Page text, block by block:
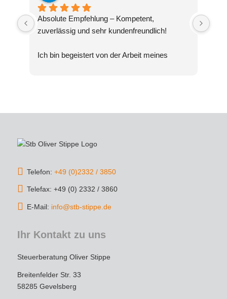
Absolute Empfehlung – Kompetent,
zuverlässig und sehr kundenfreundlich!
Ich bin begeistert von der Arbeit meines
erklärt, und ich hatte stets das Gefühl,
äußerst gründlich und termingerecht erledigt.
Dank der strategischen Tipps konnte ich
Expertenwissen!
Wer einen engagierten, loyalen und
goldrichtig. Vielen Dank für die tolle
Unterstützung – ich werde auf jeden Fall
weiterhin gerne kommen und empfehle die
Telefon: +49 (0)2332 / 3850
Telefax: +49 (0) 2332 / 3860
E-Mail: info@stb-stippe.de
Ihr Kontakt zu uns
Steuerberatung Oliver Stippe
Breitenfelder Str. 33
58285 Gevelsberg